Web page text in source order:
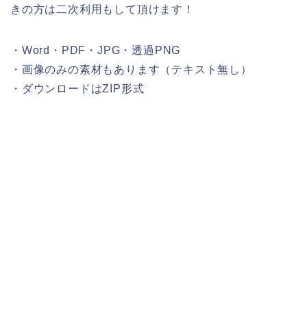
きの方は二次利用もして頂けます！
・Word・PDF・JPG・透過PNG
・画像のみの素材もあります（テキスト無し）
・ダウンロードはZIP形式